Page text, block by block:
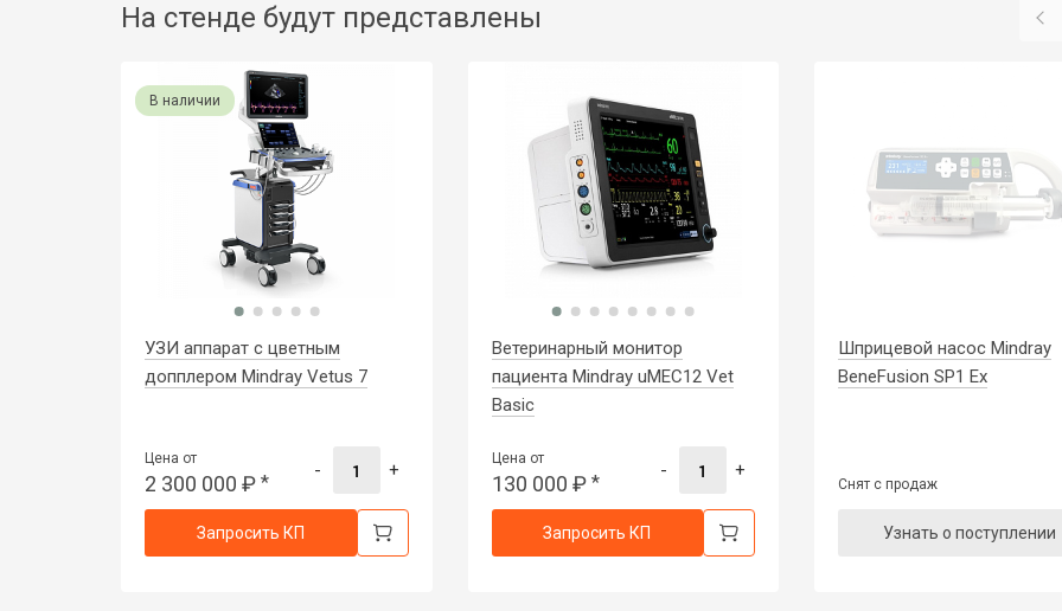
На стенде будут представлены
В наличии
УЗИ аппарат с цветным
допплером Mindray Vetus 7
Цена от
2 300 000 ₽ *
- +
Запросить КП
Ветеринарный монитор
пациента Mindray uMEC12 Vet
Basic
Цена от
130 000 ₽ *
- +
Запросить КП
Шприцевой насос Mindray
BeneFusion SP1 Ex
Снят с продаж
Узнать о поступлении